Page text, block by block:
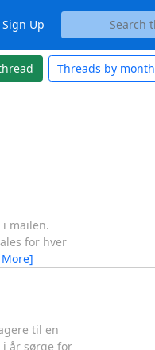
Up
Threads by month
mailen.
for hver
til en
år sørge for